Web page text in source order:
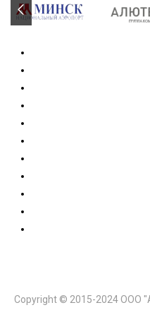
Copyright © 2015-2024 ООО